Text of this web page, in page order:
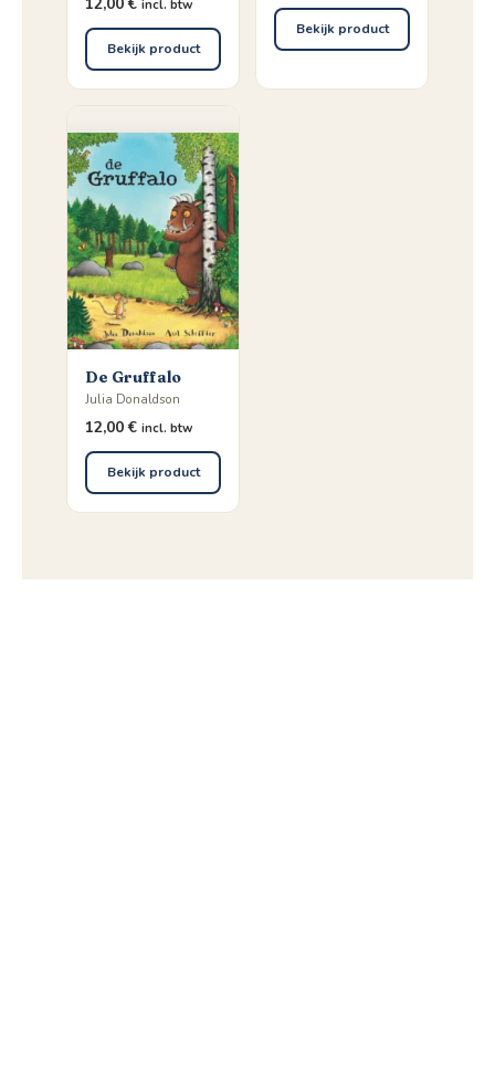
incl. btw
Bekijk product
Bekijk product
De Gruffalo
Julia Donaldson
12,00€ incl. btw
Bekijk product